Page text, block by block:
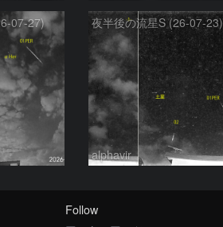
07-27) 夜半後の流星S (26-07-23)
alphavir
Follow